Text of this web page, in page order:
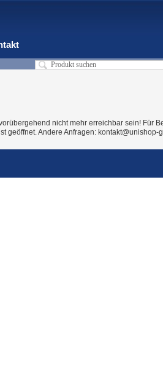
nicht mehr erreichbar sein! Für
geöffnet. Andere Anfragen: